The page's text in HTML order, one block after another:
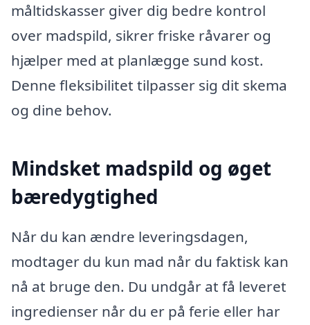
måltidskasser giver dig bedre kontrol
over madspild, sikrer friske råvarer og
hjælper med at planlægge sund kost.
Denne fleksibilitet tilpasser sig dit skema
og dine behov.
Mindsket madspild og øget
bæredygtighed
Når du kan ændre leveringsdagen,
modtager du kun mad når du faktisk kan
nå at bruge den. Du undgår at få leveret
ingredienser når du er på ferie eller har